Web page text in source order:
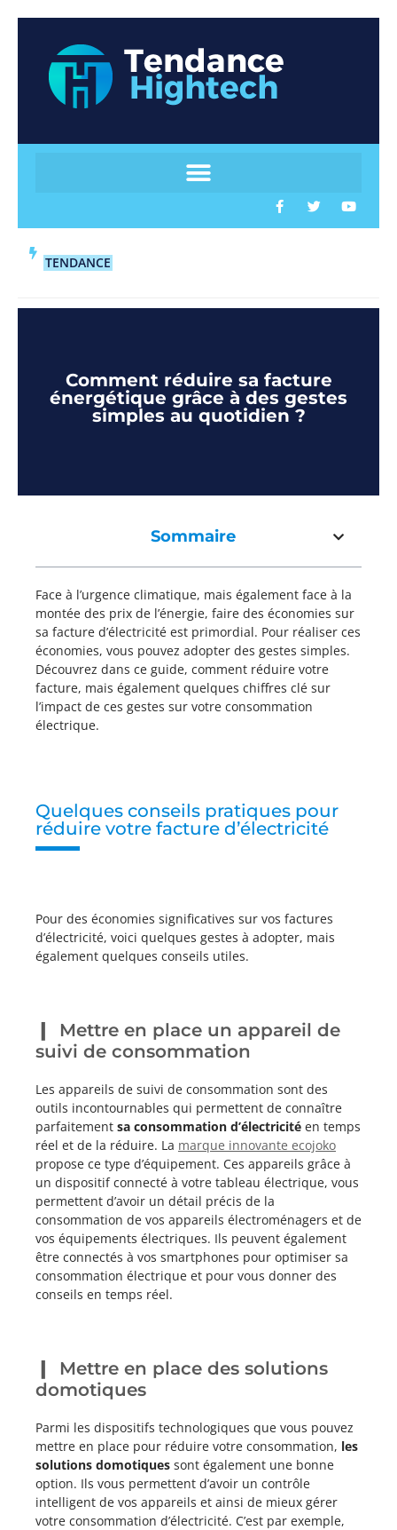
TENDANCE
Comment réduire sa facture
énergétique grâce à des gestes
simples au quotidien ?
Sommaire
Face à l’urgence climatique, mais également face à la
montée des prix de l’énergie, faire des économies sur
sa facture d’électricité est primordial. Pour réaliser ces
économies, vous pouvez adopter des gestes simples.
Découvrez dans ce guide, comment réduire votre
facture, mais également quelques chiffres clé sur
l’impact de ces gestes sur votre consommation
électrique.
Quelques conseils pratiques pour
réduire votre facture d’électricité
Pour des économies significatives sur vos factures
d’électricité, voici quelques gestes à adopter, mais
également quelques conseils utiles.
Mettre en place un appareil de
suivi de consommation
Les appareils de suivi de consommation sont des
outils incontournables qui permettent de connaître
parfaitement sa consommation d’électricité en temps
réel et de la réduire. La marque innovante ecojoko
propose ce type d’équipement. Ces appareils grâce à
un dispositif connecté à votre tableau électrique, vous
permettent d’avoir un détail précis de la
consommation de vos appareils électroménagers et de
vos équipements électriques. Ils peuvent également
être connectés à vos smartphones pour optimiser sa
consommation électrique et pour vous donner des
conseils en temps réel.
Mettre en place des solutions
domotiques
Parmi les dispositifs technologiques que vous pouvez
mettre en place pour réduire votre consommation, les
solutions domotiques sont également une bonne
option. Ils vous permettent d’avoir un contrôle
intelligent de vos appareils et ainsi de mieux gérer
votre consommation d’électricité. C’est par exemple,